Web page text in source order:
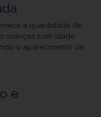
a quantidade de
crianças com idade
o aparecimento de
e